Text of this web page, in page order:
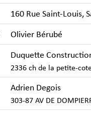
160 Rue Saint-Louis,
Olivier Bérubé
Duquette
2336 ch de la petite-
Adrien Degois
303-87 AV DE